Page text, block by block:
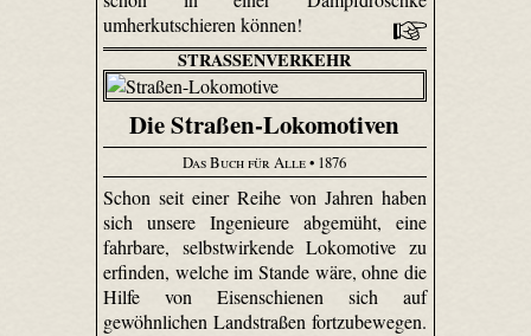
umherkutschieren können!
STRASSENVERKEHR
Die Straßen-Lokomotiven
Das Buch für Alle• 1876
Schon seit einer Reihe von Jahren haben
sich unsere Ingenieure abgemüht, eine
fahrbare, selbst­wirkende Lokomotive zu
erfinden, welche im Stande wäre, ohne die
Hilfe von Eisenschienen sich auf
gewöhnlichen Landstraßen fortzubewegen.